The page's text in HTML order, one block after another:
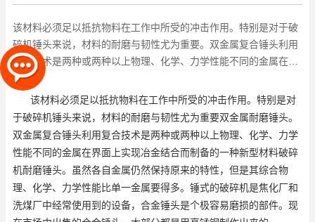
该材料必须足以抵抗物料在工作中所受的冲击作用。特别是对于破
碎机锤头来说，材料的耐磨与韧性尤为重要。双金属复合锤头利用
复合技术是两种或两种以上物理、化学、力学性能不同的金属在界
面上实现冶金结合而制备的一
该材料必须足以抵抗物料在工作中所受的冲击作用。特别是对
于破碎机锤头来说，材料的耐磨与韧性尤为重要双金属耐磨锤头。
双金属复合锤头利用复合技术是两种或两种以上物理、化学、力学
性能不同的金属在界面上实现冶金结合而制备的一种新型材料破碎
机耐磨锤头。虽然各自金属仍然保持原来的特性，但是其综合物
理、化学、力学性能比单一金属要得多。锤式的破碎机是焦化厂和
洗煤厂中经常使用到的设备，合金锤头是个极容易磨损的部件。现